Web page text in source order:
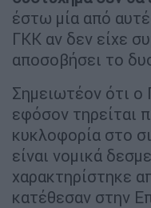
έστω μία από
ΓΚΚ αν δεν είχε
αποσοβήσει το
Σημειωτέον ότι ο
εφόσον τηρείται
κυκλοφορία στο
είναι νομικά
χαρακτηρίστηκε
κατέθεσαν στην